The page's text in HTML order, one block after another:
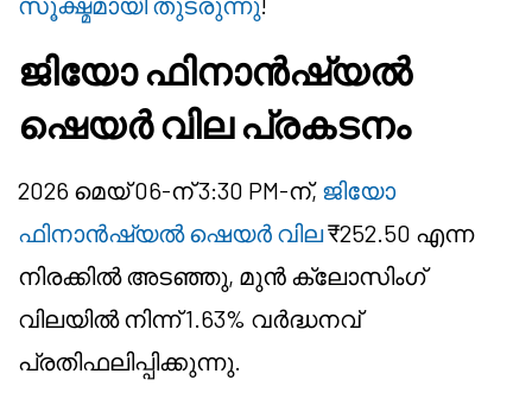
ജിയോ ഫിനാൻഷ്യൽ
ഷെയർ വില പ്രകടനം
2026 മെയ് 06-ന് 3:30 PM-ന്, ജിയോ
ഫിനാൻഷ്യൽ ഷെയർ വില₹252.50 എന്ന
നിരക്കിൽ അടഞ്ഞു, മുൻ ക്ലോസിംഗ്
വിലയിൽ നിന്ന് 1.63% വർദ്ധനവ്
പ്രതിഫലിപ്പിക്കുന്നു.